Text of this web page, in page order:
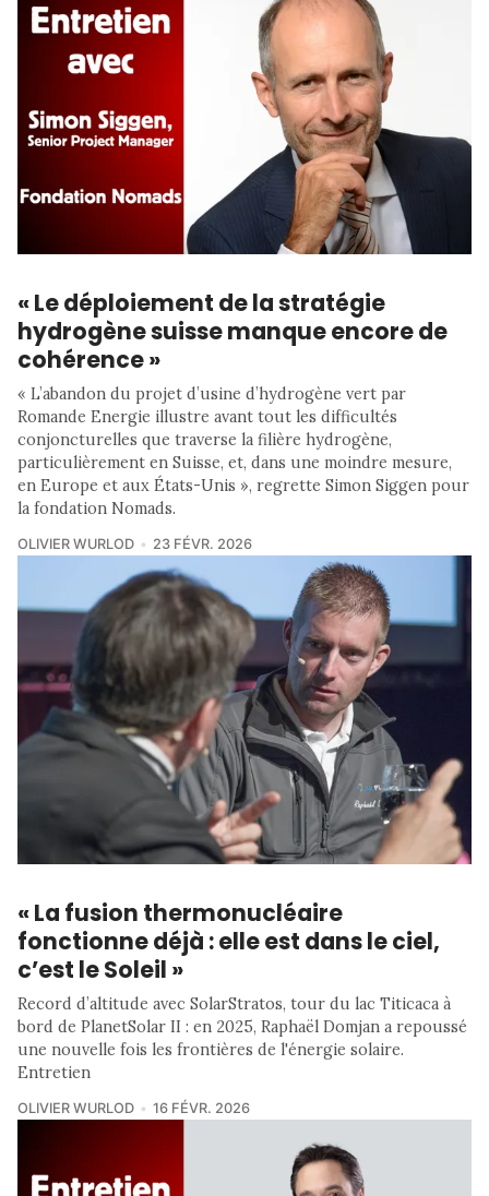
« Le déploiement de la stratégie
hydrogène suisse manque encore de
cohérence »
« L’abandon du projet d’usine d’hydrogène vert par
Romande Energie illustre avant tout les difficultés
conjoncturelles que traverse la filière hydrogène,
particulièrement en Suisse, et, dans une moindre mesure,
en Europe et aux États-Unis », regrette Simon Siggen pour
la fondation Nomads.
OLIVIER WURLOD 23 FÉVR. 2026
« La fusion thermonucléaire
fonctionne déjà : elle est dans le ciel,
c’est le Soleil »
Record d’altitude avec SolarStratos, tour du lac Titicaca à
bord de PlanetSolar II : en 2025, Raphaël Domjan a repoussé
une nouvelle fois les frontières de l'énergie solaire.
Entretien
OLIVIER WURLOD 16 FÉVR. 2026